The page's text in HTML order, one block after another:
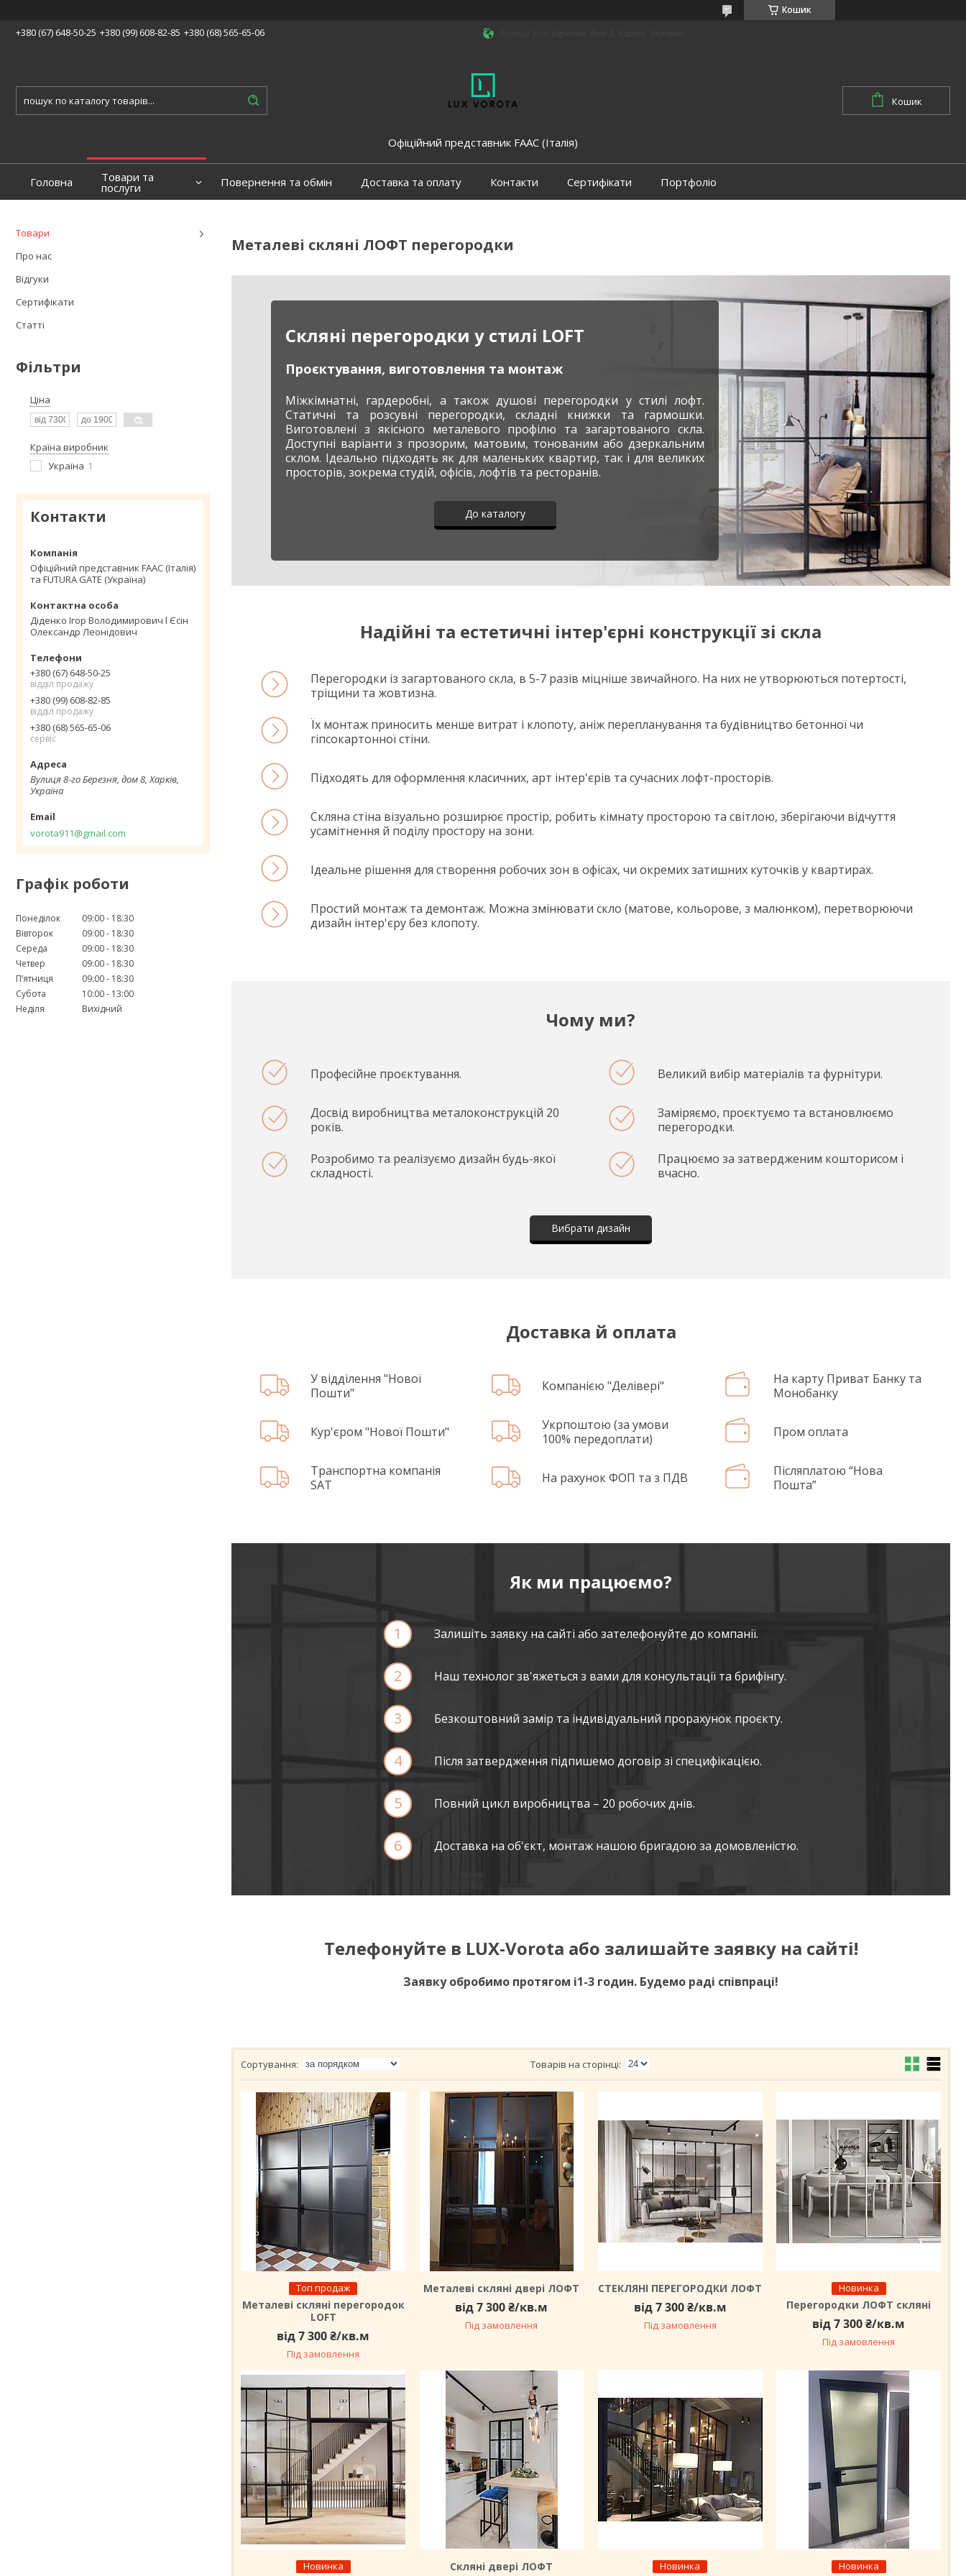
Кошик
+380 (67) 648-50-25 +380 (99) 608-82-85 +380 (68) 565-65-06
Офіційний представник FAAC (Італія)
Кошик
Головна Товари та
послуги Повернення та обмін Доставка та оплату Контакти Сертифікати Портфоліо
Товари
Про нас
Відгуки
Сертифікати
Статті
Фільтри
Ціна
Країна виробник
Україна 1
Контакти
Офіційний представник FAAC (Італія)
та FUTURA GATE (Україна)
Діденко Ігор Володимирович l Єсін
Олександр Леонідович
+380 (67) 648-50-25
відділ продажу
+380 (99) 608-82-85
відділ продажу
+380 (68) 565-65-06
сервіс
Вулиця 8-го Березня, дом 8, Харків,
Україна
vorota911@gmail.com
Графік роботи
Понеділок 09:00
18:30
Вівторок
09:00
18:30
Середа
09:00
18:30
Четвер
09:00
18:30
Пʼятниця
09:00
18:30
Субота
10:00
13:00
Неділя
Вихідний
Металеві скляні ЛОФТ перегородки
Скляні перегородки у стилі LOFT
Проєктування, виготовлення та монтаж
Міжкімнатні, гардеробні, а також душові перегородки у стилі лофт.
Статичні та розсувні перегородки, складні книжки та гармошки.
Виготовлені з якісного металевого профілю та загартованого скла.
Доступні варіанти з прозорим, матовим, тонованим або дзеркальним
склом. Ідеально підходять як для маленьких квартир, так і для великих
просторів, зокрема студій, офісів, лофтів та ресторанів.
До каталогу
Надійні та естетичні інтер'єрні конструкції зі скла
Перегородки із загартованого скла, в 5-7 разів міцніше звичайного. На них не утворюються потертості,
тріщини та жовтизна.
Їх монтаж приносить менше витрат і клопоту, аніж перепланування та будівництво бетонної чи
гіпсокартонної стіни.
Підходять для оформлення класичних, арт інтер'єрів та сучасних лофт-просторів.
Скляна стіна візуально розширює простір, робить кімнату просторою та світлою, зберігаючи відчуття
усамітнення й поділу простору на зони.
Ідеальне рішення для створення робочих зон в офісах, чи окремих затишних куточків у квартирах.
Простий монтаж та демонтаж. Можна змінювати скло (матове, кольорове, з малюнком), перетворюючи
дизайн інтер'єру без клопоту.
Чому ми?
Професійне проєктування.
Досвід виробництва металоконструкцій 20
років.
Розробимо та реалізуємо дизайн будь-якої
складності.
Великий вибір матеріалів та фурнітури.
Заміряємо, проєктуємо та встановлюємо
перегородки.
Працюємо за затвердженим кошторисом і
вчасно.
Вибрати дизайн
Доставка й оплата
У відділення "Нової
Пошти"
Кур'єром "Нової Пошти"
Транспортна компанія
SAT
Компанією "Делівері"
Укрпоштою (за умови
100% передоплати)
На рахунок ФОП та з ПДВ
На карту Приват Банку та
Монобанку
Пром оплата
Післяплатою “Нова
Пошта”
Як ми працюємо?
1 Залишіть заявку на сайті або зателефонуйте до компанії.
2 Наш технолог зв'яжеться з вами для консультації та брифінгу.
3 Безкоштовний замір та індивідуальний прорахунок проєкту.
4 Після затвердження підпишемо договір зі специфікацією.
5 Повний цикл виробництва – 20 робочих днів.
6 Доставка на об'єкт, монтаж нашою бригадою за домовленістю.
Телефонуйте в LUX-Vorota або залишайте заявку на сайті!
Заявку обробимо протягом і1-3 годин. Будемо раді співпраці!
Топ продаж
Металеві скляні перегородок
LOFT
від 7 300 ₴/кв.м
Під замовлення
Металеві скляні двері ЛОФТ
від 7 300 ₴/кв.м
Під замовлення
СТЕКЛЯНІ ПЕРЕГОРОДКИ ЛОФТ
від 7 300 ₴/кв.м
Під замовлення
Новинка
Перегородки ЛОФТ скляні
від 7 300 ₴/кв.м
Під замовлення
Новинка Скляні двері ЛОФТ Новинка Новинка